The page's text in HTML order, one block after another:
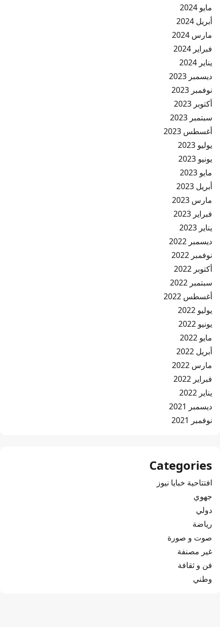
مايو 2024
أبريل 2024
مارس 2024
فبراير 2024
يناير 2024
ديسمبر 2023
نوفمبر 2023
أكتوبر 2023
سبتمبر 2023
أغسطس 2023
يوليو 2023
يونيو 2023
مايو 2023
أبريل 2023
مارس 2023
فبراير 2023
يناير 2023
ديسمبر 2022
نوفمبر 2022
أكتوبر 2022
سبتمبر 2022
أغسطس 2022
يوليو 2022
يونيو 2022
مايو 2022
أبريل 2022
مارس 2022
فبراير 2022
يناير 2022
ديسمبر 2021
نوفمبر 2021
Categories
افتتاحية خبايا نيوز
جهوي
دولي
رياضة
صوت و صورة
غير مصنفة
فن و ثقافة
وطني